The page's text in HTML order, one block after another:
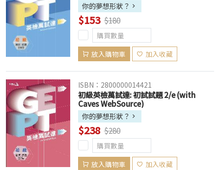
你的夢想形狀？
$153 $180
放入購物車 加入收藏
ISBN：2800000014421
初級英檢萬試達: 初試試題 2/e (with
Caves WebSource)
你的夢想形狀？
$238 $280
放入購物車 加入收藏